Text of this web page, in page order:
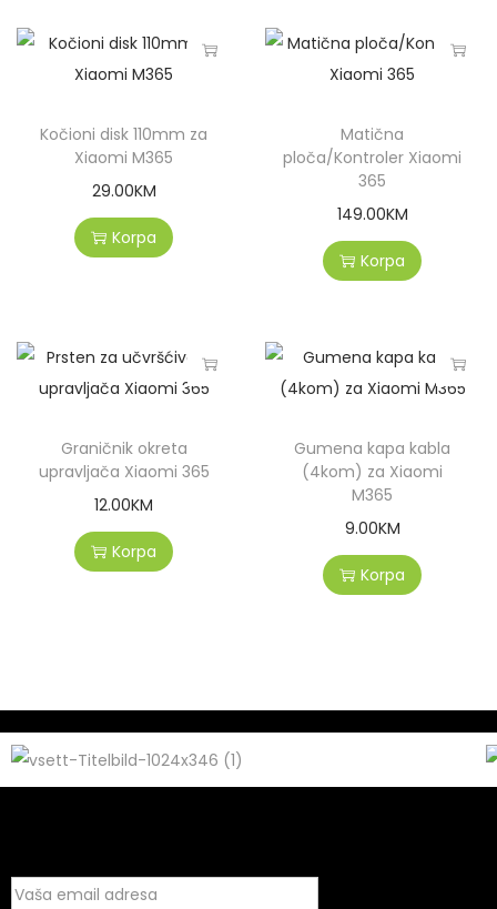
Kočioni disk 110mm za
Xiaomi M365
29.00KM
Korpa
Matična
ploča/Kontroler Xiaomi
365
149.00KM
Korpa
Graničnik okreta
upravljača Xiaomi 365
12.00KM
Korpa
Gumena kapa kabla
(4kom) za Xiaomi
M365
9.00KM
Korpa